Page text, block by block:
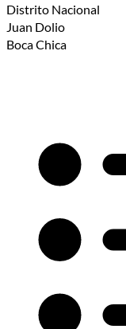
Distrito Nacional
Juan Dolio
Boca Chica